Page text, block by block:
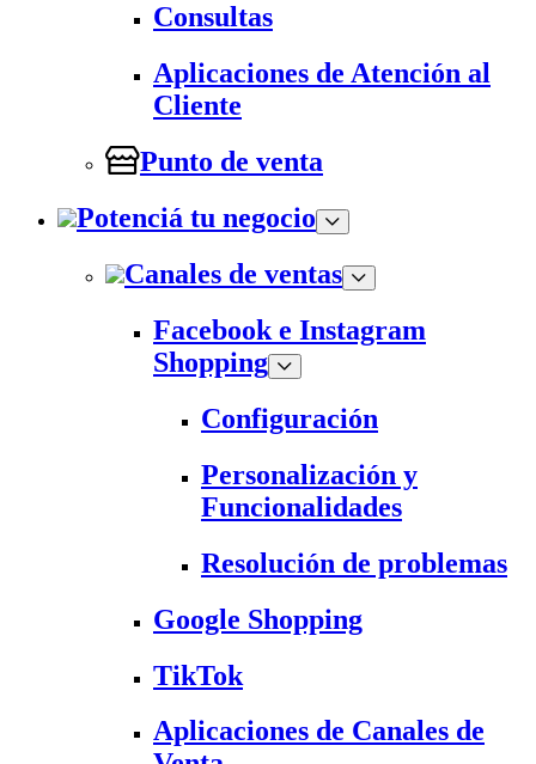
Consultas
Aplicaciones de Atención al
Cliente
Punto de venta
Potenciá tu negocio
Canales de ventas
Facebook e Instagram
Shopping
Configuración
Personalización y
Funcionalidades
Resolución de problemas
Google Shopping
TikTok
Aplicaciones de Canales de